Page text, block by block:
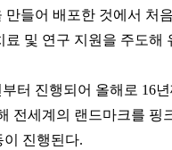
들어 배포한 것에서 처음
료 및 연구 지원을 주도해
터 진행되어 올해로 16년
전세계의 랜드마크를 핑
이 진행된다.